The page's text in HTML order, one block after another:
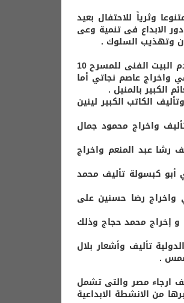
وثرياً للاحتفال بعيد
الابداع فى تنمية وعى
وتهذيب السلوك .
يعمل مسرح الدولة بكامل طاقته اعتباراً من الخميس 6 يونيو ( ثاني أيام عيد الفطر ) حيث يقدم البيت الفنى للمسرح 10
عاصم نجاتي أما
بالمنيل .
الكاتب الكبير لينين
واخراج محمود جمال
رشا عبد المنعم واخراج
أبو كبسولة تأليف محمد
واخراج رضا حسنين على
إخراج محمد حجاج وذلك
تأليف وأشعار بلال
.
ارجاء مصر والتى تشمل
من الانشطة الابداعية